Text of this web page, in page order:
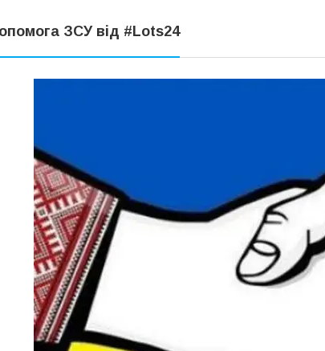
ЗСУ від #Lots24